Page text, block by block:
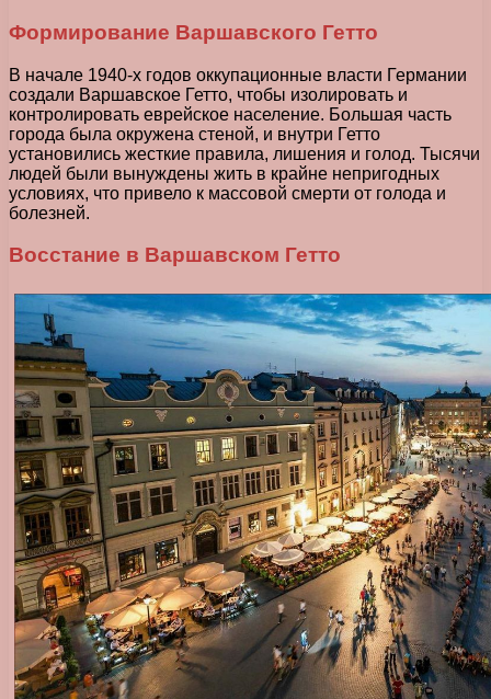
Формирование Варшавского Гетто
В начале 1940-х годов оккупационные власти Германии
создали Варшавское Гетто, чтобы изолировать и
контролировать еврейское население. Большая часть
города была окружена стеной, и внутри Гетто
установились жесткие правила, лишения и голод. Тысячи
людей были вынуждены жить в крайне непригодных
условиях, что привело к массовой смерти от голода и
болезней.
Восстание в Варшавском Гетто